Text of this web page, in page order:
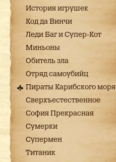
История игрушек
Код да Винчи
Леди Баг и Супер-Кот
Миньоны
Обитель зла
Отряд самоубийц
Пираты Карибского моря
Сверхъестественное
София Прекрасная
Сумерки
Супермен
Титаник